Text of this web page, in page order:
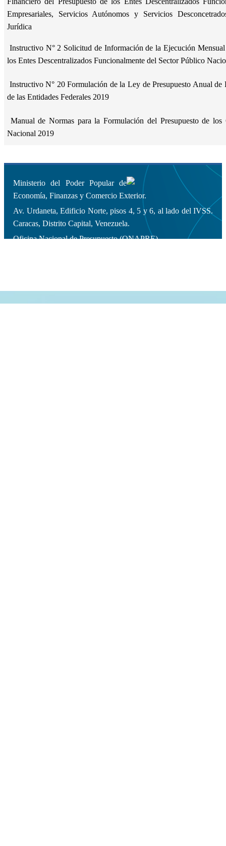
Empresariales, Servicios Autónomos y Servicios
Jurídica
Instructivo N° 2 Solicitud de Información de la Ejecución Mensual
los Entes Descentralizados Funcionalmente del Sector Público
Instructivo N° 20 Formulación de la Ley de Presupuesto Anual de
de las Entidades Federales 2019
Manual de Normas para la Formulación del Presupuesto de los
Nacional 2019
Ministerio del Poder Popular de
Economía, Finanzas y Comercio Exterior.
Av. Urdaneta, Edificio Norte, pisos 4, 5 y 6, al lado del IVSS.
Caracas, Distrito Capital, Venezuela.
Oficina Nacional de Presupuesto (ONAPRE).